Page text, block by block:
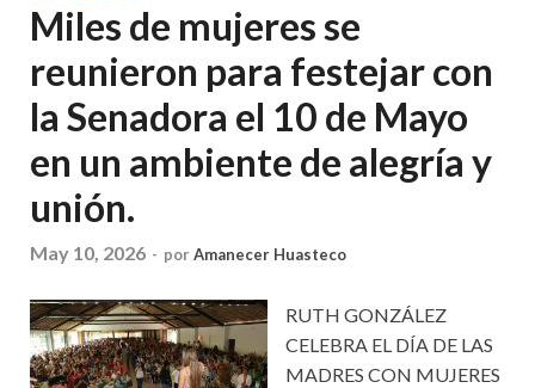
Miles de mujeres se
reunieron para festejar con
la Senadora el 10 de Mayo
en un ambiente de alegría y
unión.
May 10, 2026 - por Amanecer Huasteco
RUTH GONZÁLEZ
CELEBRA EL DÍA DE LAS
MADRES CON MUJERES